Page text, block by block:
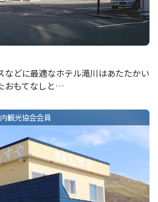
などに最適なホテル滝川はあたたかい
おもてなしと…